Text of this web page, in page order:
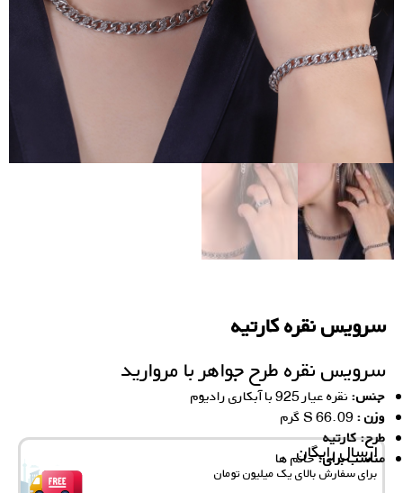
سرویس نقره کارتیه
سرویس نقره طرح جواهر با مروارید
جنس: نقره عیار 925 با آبکاری رادیوم
وزن :
طرح: کارتیه
مناسب برای:خانم هاارسال رایگان
برای سفارش‌ بالای یک میلیون تومان